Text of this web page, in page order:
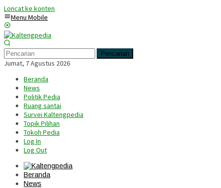
Loncat ke konten
Menu Mobile
Pencarian
Jumat, 7 Agustus 2026
Beranda
News
Politik Pedia
Ruang santai
Survei Kaltengpedia
Topik Pilihan
Tokoh Pedia
Log In
Log Out
Beranda
News